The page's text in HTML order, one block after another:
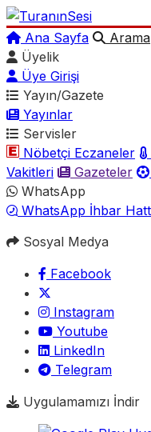
Ana Sayfa
Arama
Üyelik
Üye Girişi
Yayın/Gazete
Yayınlar
Servisler
Nöbetçi Eczaneler
Vakitleri
Gazeteler
WhatsApp
WhatsApp İhbar
Sosyal Medya
Facebook
Instagram
Youtube
LinkedIn
Telegram
Uygulamamızı İndir